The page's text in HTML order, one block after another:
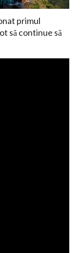
primul
să continue să